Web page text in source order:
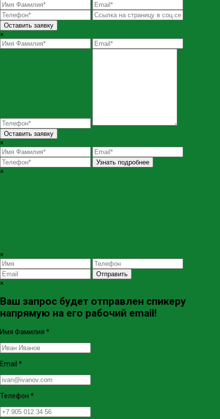
Оставить заявку
×
Оставить заявку
×
Узнать подробнее
×
×
Отправить
×
Ваш запрос будет отправлен спикеру
напрямую на его рабочий email!
Имя Фамилия *
Email *
Телефон *